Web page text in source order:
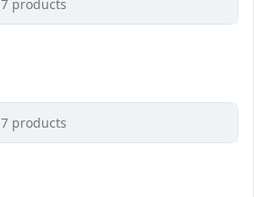
7 products
7 products